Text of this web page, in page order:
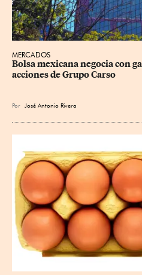
MERCADOS
Bolsa mexicana negocia con
acciones de Grupo Carso
Por José Antonio Rivera